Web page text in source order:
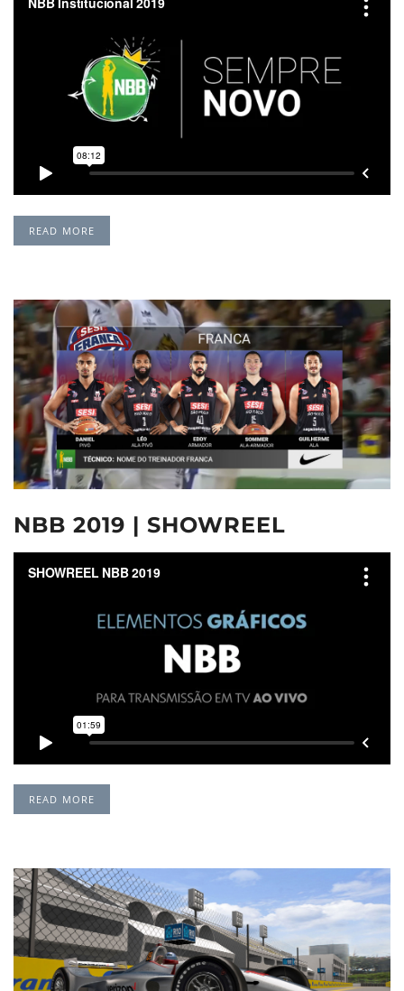
READ MORE
NBB 2019 | SHOWREEL
READ MORE